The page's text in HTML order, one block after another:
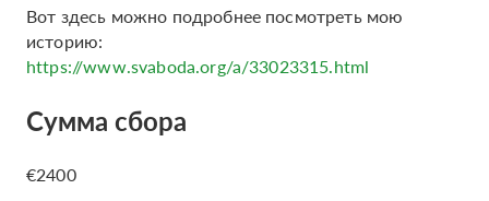
Вот здесь можно подробнее посмотреть мою
историю:
https://www.svaboda.org/a/33023315.html
Сумма сбора
€2400